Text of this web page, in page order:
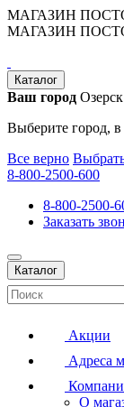
МАГАЗИН
МАГАЗИН
Каталог
Ваш город Озерск
Выберите город,
Все верно
8-800-2500-600
8-800-2500-
Заказать
Каталог
Акции
Адреса
О